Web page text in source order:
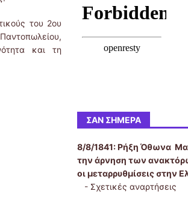
του 2ου
και τη
ΣΑΝ ΣΉΜΕΡΑ
8/8/1841:Ρήξη Όθωνα 
την άρνηση των
οι μεταρρυθμίσεις στην
- Σχετικές αναρτήσεις